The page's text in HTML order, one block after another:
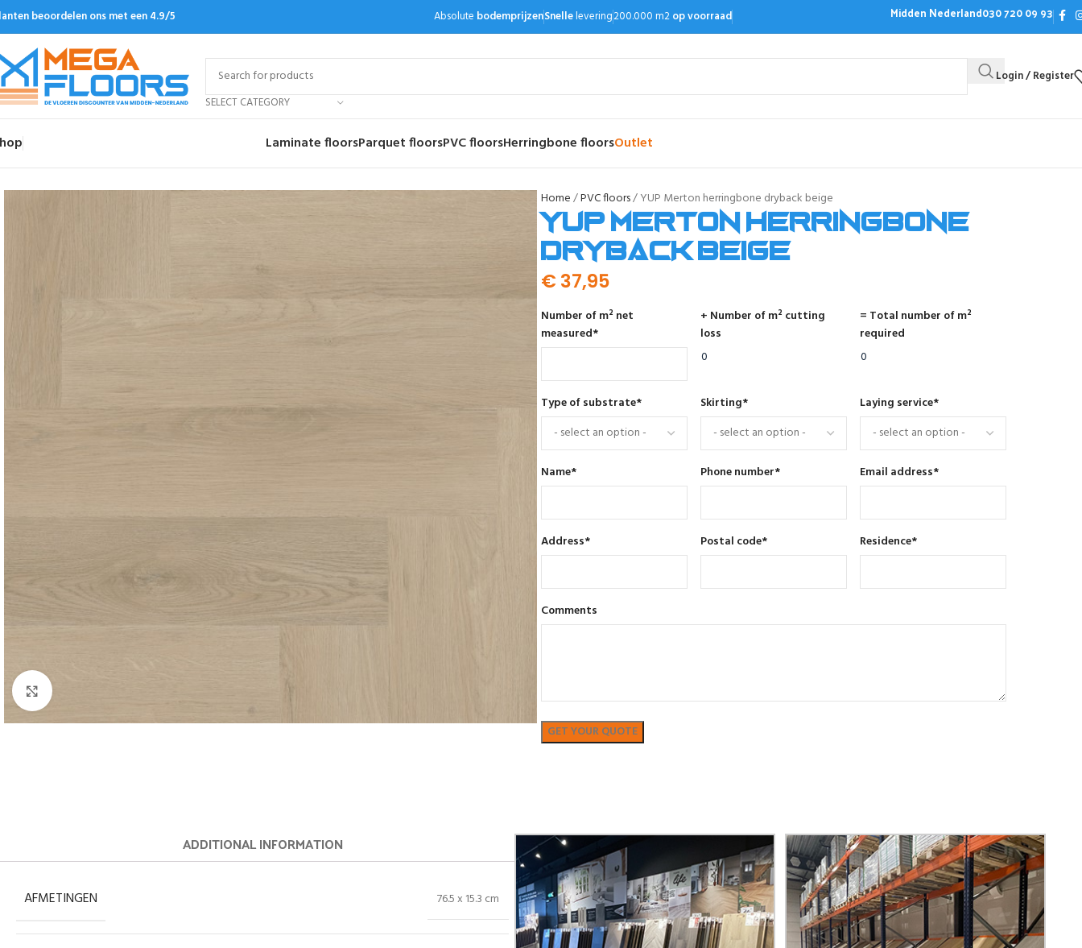
beoordelen ons met een 4.9/5 Absolute bodemprijzenSnellelevering200.000 m2op voorraad Midden Nederland030 720 09 93
SELECT CATEGORY
Login / Register
Laminate floorsParquet floorsPVC floorsHerringbone floorsOutlet
Home PVC floors YUP Merton herringbone dryback beige
YUP Merton herringbone
dryback beige
€37,95
Number of m² net
measured*
+ Number of m² cutting
loss
= Total number of m²
required
Type of substrate* Skirting* Laying service*
Name* Phone number* Email address*
Address* Postal code* Residence*
Comments
ADDITIONAL INFORMATION
AFMETINGEN 76.5 x 15.3 cm